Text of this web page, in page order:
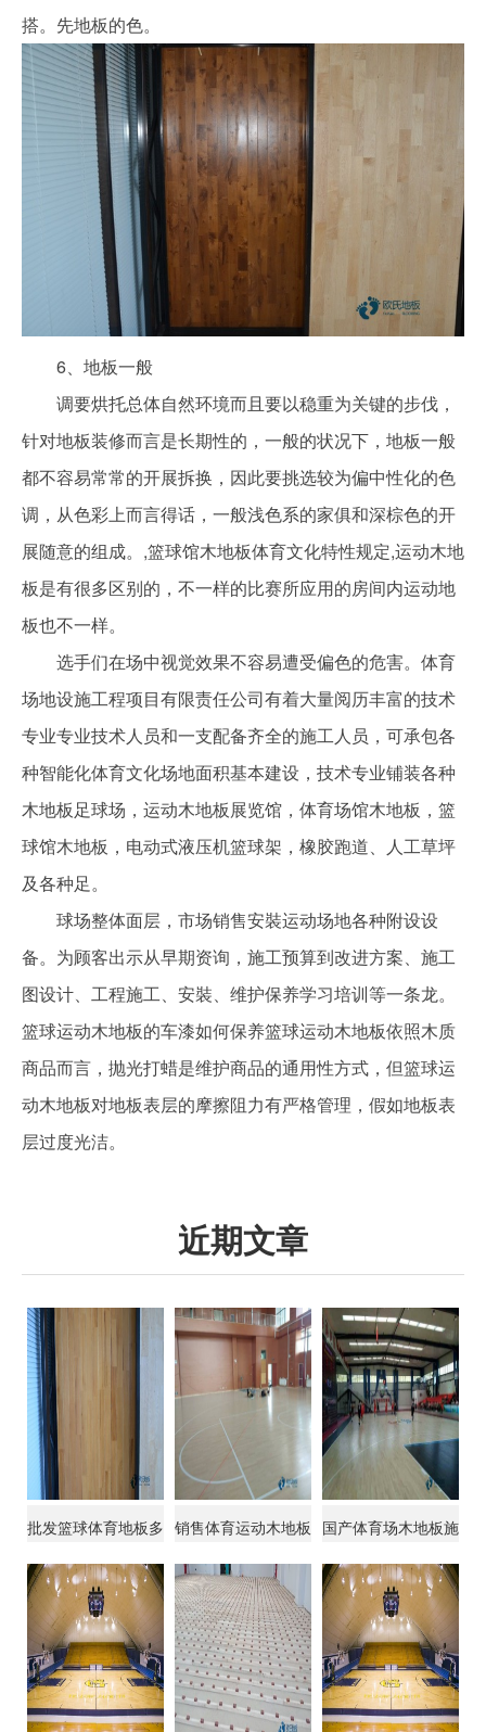
搭。先地板的色。
6、地板一般
调要烘托总体自然环境而且要以稳重为关键的步伐，
针对地板装修而言是长期性的，一般的状况下，地板一般
都不容易常常的开展拆换，因此要挑选较为偏中性化的色
调，从色彩上而言得话，一般浅色系的家俱和深棕色的开
展随意的组成。,篮球馆木地板体育文化特性规定,运动木地
板是有很多区别的，不一样的比赛所应用的房间内运动地
板也不一样。
选手们在场中视觉效果不容易遭受偏色的危害。体育
场地设施工程项目有限责任公司有着大量阅历丰富的技术
专业专业技术人员和一支配备齐全的施工人员，可承包各
种智能化体育文化场地面积基本建设，技术专业铺装各种
木地板足球场，运动木地板展览馆，体育场馆木地板，篮
球馆木地板，电动式液压机篮球架，橡胶跑道、人工草坪
及各种足。
球场整体面层，市场销售安裝运动场地各种附设设
备。为顾客出示从早期资询，施工预算到改进方案、施工
图设计、工程施工、安裝、维护保养学习培训等一条龙。
篮球运动木地板的车漆如何保养篮球运动木地板依照木质
商品而言，抛光打蜡是维护商品的通用性方式，但篮球运
动木地板对地板表层的摩擦阻力有严格管理，假如地板表
层过度光洁。
近期文章
批发篮球体育地板多 销售体育运动木地板
国产体育场木地板施